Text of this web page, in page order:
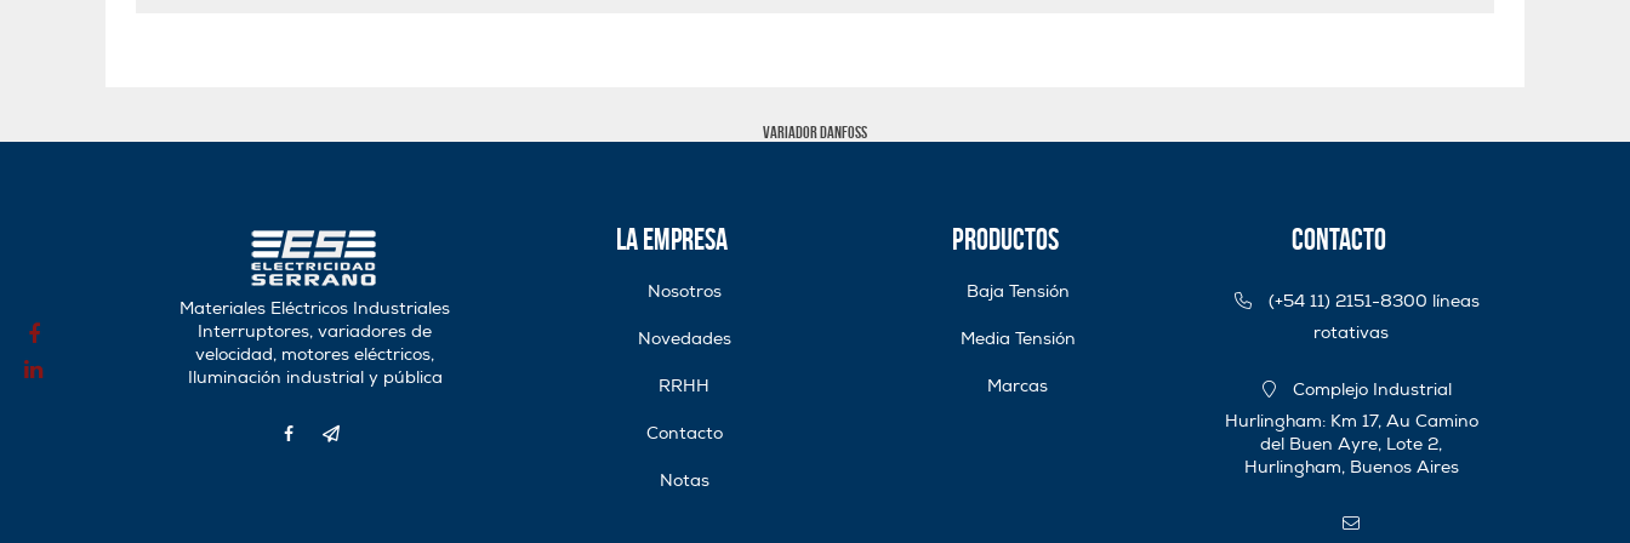
VARIADOR DANFOSS
Materiales Eléctricos Industriales
Interruptores, variadores de
velocidad, motores eléctricos,
Iluminación industrial y pública
La Empresa
Nosotros
Novedades
RRHH
Contacto
Notas
Productos
Baja Tensión
Media Tensión
Marcas
Contacto
(+54 11) 2151-8300 líneas
rotativas
Complejo Industrial
Hurlingham: Km 17, Au Camino
del Buen Ayre, Lote 2,
Hurlingham, Buenos Aires